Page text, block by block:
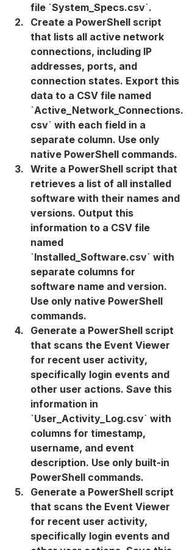
file `System_Specs.csv`.
Create a PowerShell script
that lists all active network
connections, including IP
addresses, ports, and
connection states. Export this
data to a CSV file named
`Active_Network_Connections.
csv` with each field in a
separate column. Use only
native PowerShell commands.
Write a PowerShell script that
retrieves a list of all installed
software with their names and
versions. Output this
information to a CSV file
named
`Installed_Software.csv` with
separate columns for
software name and version.
Use only native PowerShell
commands.
Generate a PowerShell script
that scans the Event Viewer
for recent user activity,
specifically login events and
other user actions. Save this
information in
`User_Activity_Log.csv` with
columns for timestamp,
username, and event
description. Use only built-in
PowerShell commands.
Generate a PowerShell script
that scans the Event Viewer
for recent user activity,
specifically login events and